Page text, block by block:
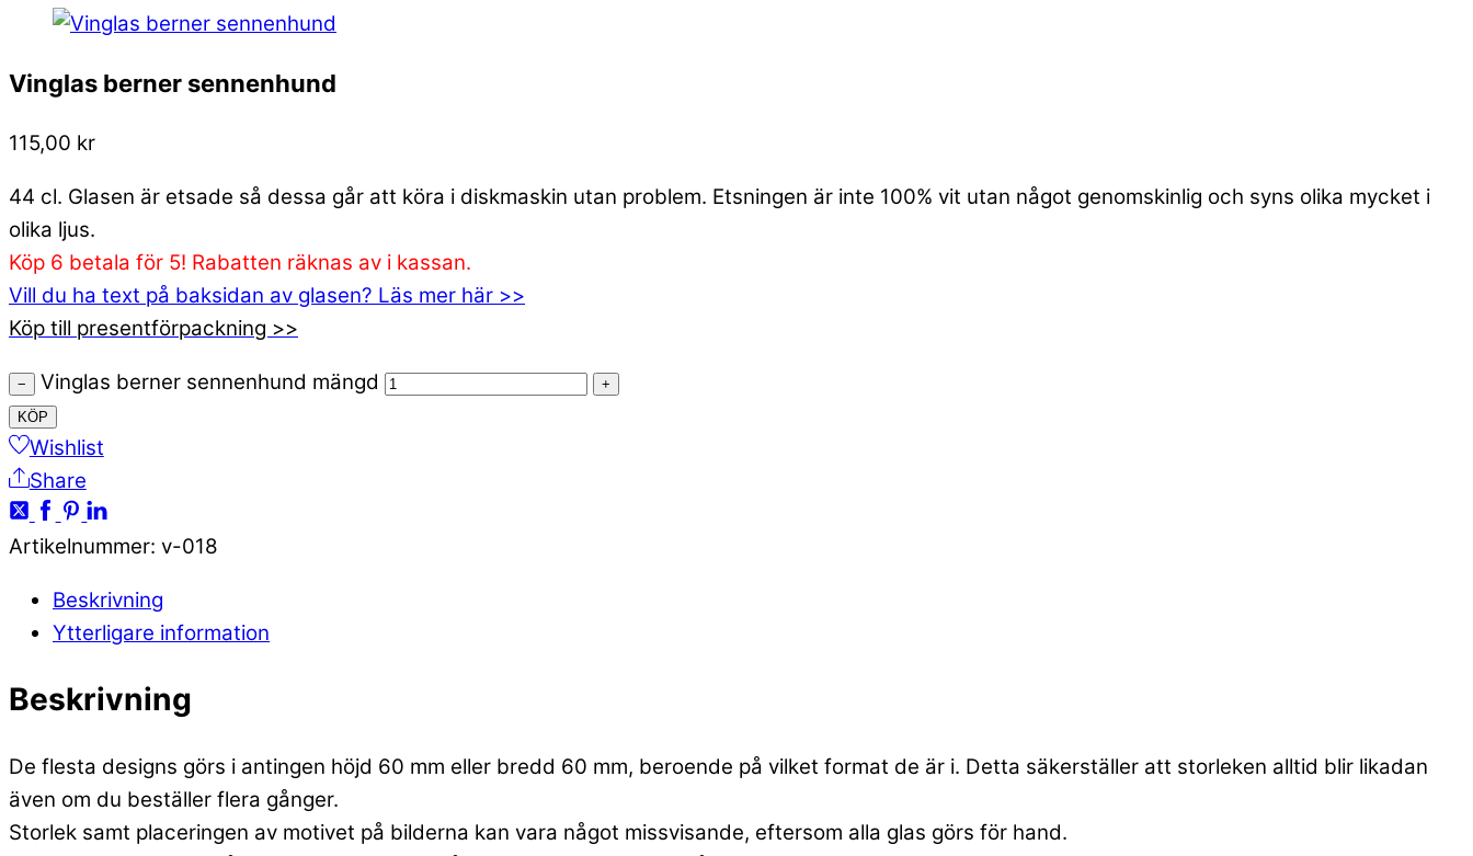
Vinglas berner sennenhund
115,00 kr
44 cl. Glasen är etsade så dessa går att köra i diskmaskin utan problem. Etsningen är inte 100% vit utan något genomskinlig och syns olika mycket i
olika ljus.
Köp 6 betala för 5! Rabatten räknas av i kassan.
Vill du ha text på baksidan av glasen? Läs mer här >>
Köp till presentförpackning >>
− Vinglas berner sennenhund mängd
+
KÖP
Wishlist
Share
Artikelnummer: v-018
Beskrivning
Ytterligare information
Beskrivning
De flesta designs görs i antingen höjd 60 mm eller bredd 60 mm, beroende på vilket format de är i. Detta säkerställer att storleken alltid blir likadan
även om du beställer flera gånger.
Storlek samt placeringen av motivet på bilderna kan vara något missvisande, eftersom alla glas görs för hand.